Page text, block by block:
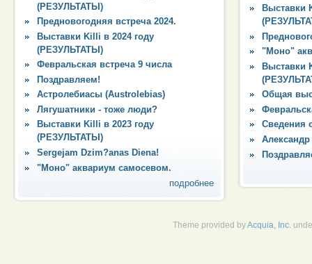
(РЕЗУЛЬТАТЫ)
Предновогодняя встреча 2024.
Выставки Killi в 2024 году
(РЕЗУЛЬТАТЫ)
Февральская встреча 9 числа
Поздравляем!
Астролебиасы (Austrolebias)
Лягушатники - тоже люди?
Выставки Killi в 2023 году
(РЕЗУЛЬТАТЫ)
Sergejam Dzim?anas Diena!
"Моно" аквариум самосевом.
подробнее
Выставки
"Моно"
Выставки
Общая
Сведения
Theme provided byAcquia, Inc.